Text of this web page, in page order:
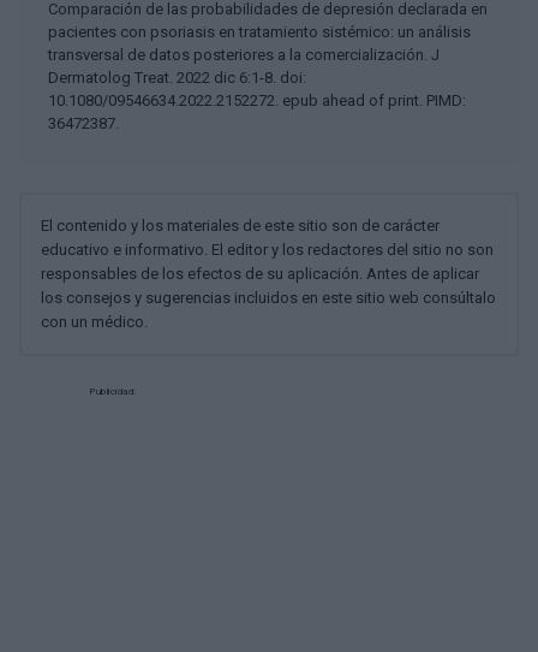
Comparación de las probabilidades de depresión declarada en
pacientes con psoriasis en tratamiento sistémico: un análisis
transversal de datos posteriores a la comercialización. J
Dermatolog Treat. 2022 dic 6:1-8. doi:
10.1080/09546634.2022.2152272. epub ahead of print. PIMD:
36472387.
El contenido y los materiales de este sitio son de carácter
educativo e informativo. El editor y los redactores del sitio no son
responsables de los efectos de su aplicación. Antes de aplicar
los consejos y sugerencias incluidos en este sitio web consúltalo
con un médico.
Publicidad: